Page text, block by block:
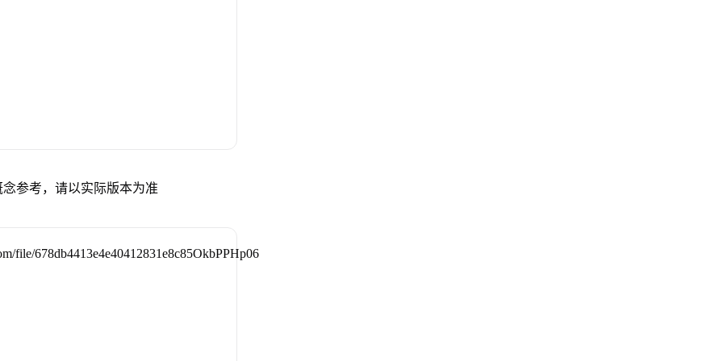
参考，请以实际版本为准